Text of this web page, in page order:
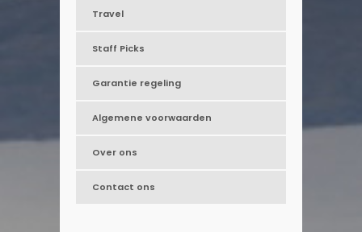
Travel
Staff Picks
Garantie regeling
Algemene voorwaarden
Over ons
Contact ons